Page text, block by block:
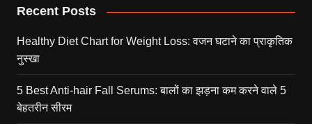
Recent Posts
Healthy Diet Chart for Weight Loss: वजन घटाने का प्राकृतिक
नुस्खा
5 Best Anti-hair Fall Serums: बालों का झड़ना कम करने वाले 5
बेहतरीन सीरम